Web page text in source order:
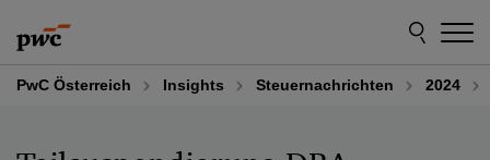
to
content
to
footer
PwC Österreich Insights Steuernachrichten 2024